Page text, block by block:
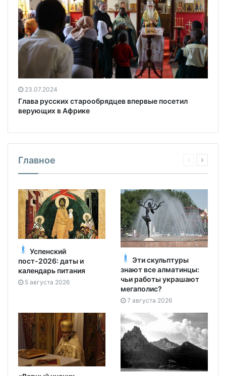
23.07.2024
Глава русских старообрядцев впервые посетил
верующих в Африке
Главное
Успенский
пост-2026: даты и
календарь питания
5 августа 2026
Эти скульптуры
знают все алматинцы:
чьи работы украшают
мегаполис?
7 августа 2026